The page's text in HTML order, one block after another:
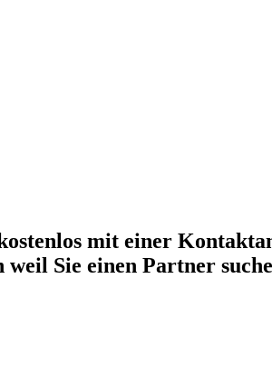
mit einer
weil Sie einen Partner